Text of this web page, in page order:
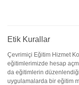
Etik Kurallar
Çevrimiçi Eğitim Hizmet
eğitimlerimizde hesap
da eğitimlerin
uygulamalarda bir eğitim